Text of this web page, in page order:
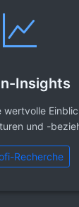
Insights
wertvolle
und -
Recherche